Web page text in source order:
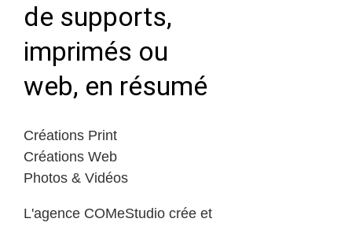
de supports,
imprimés ou
web, en résumé
Créations Print
Créations Web
Photos & Vidéos
L'agence COMeStudio crée et